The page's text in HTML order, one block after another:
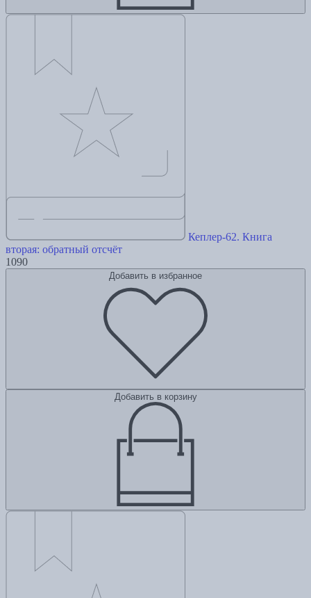
Кеплер-62. Книга
вторая: обратный отсчёт
1090
Добавить в избранное
Добавить в корзину